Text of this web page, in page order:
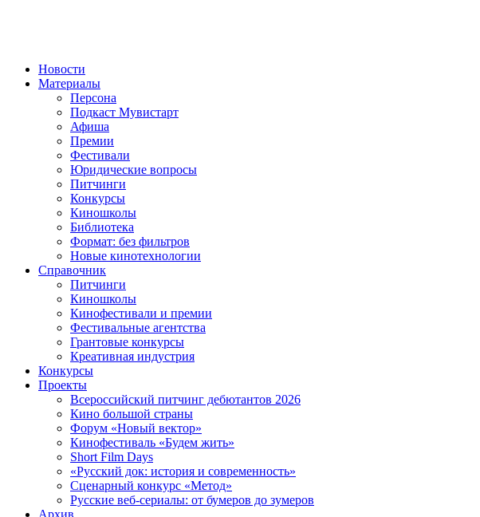
Новости
Материалы
Персона
Подкаст Мувистарт
Афиша
Премии
Фестивали
Юридические вопросы
Питчинги
Конкурсы
Киношколы
Библиотека
Формат: без фильтров
Новые кинотехнологии
Справочник
Питчинги
Киношколы
Кинофестивали и премии
Фестивальные агентства
Грантовые конкурсы
Креативная индустрия
Конкурсы
Проекты
Всероссийский питчинг дебютантов 2026
Кино большой страны
Форум «Новый вектор»
Кинофестиваль «Будем жить»
Short Film Days
«Русский док: история и современность»
Сценарный конкурс «Метод»
Русские веб-сериалы: от бумеров до зумеров
Архив